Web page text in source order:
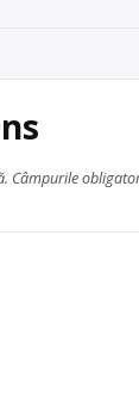
Câmpurile